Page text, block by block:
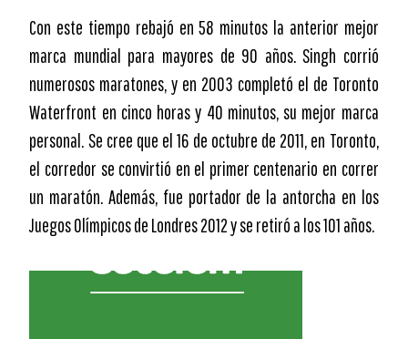
Con este tiempo rebajó en 58 minutos la anterior mejor
marca mundial para mayores de 90 años. Singh corrió
numerosos maratones, y en 2003 completó el de Toronto
Waterfront en cinco horas y 40 minutos, su mejor marca
personal. Se cree que el 16 de octubre de 2011, en Toronto,
el corredor se convirtió en el primer centenario en correr
un maratón. Además, fue portador de la antorcha en los
Juegos Olímpicos de Londres 2012 y se retiró a los 101 años.